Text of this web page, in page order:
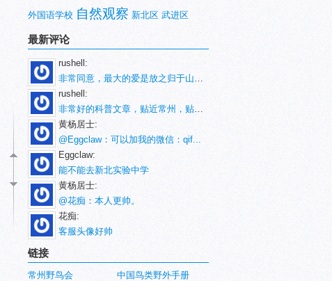
外国语学校 自然观察 新北区 武进区
最新评论
rushell:
非常同意，最大的爱是放之归于山林。
rushell:
非常好的科普文章，贴近常州，贴近生活！
黄杨居士:
@Eggclaw：可以加我的微信：qif...
Eggclaw:
能不能去新北实验中学
黄杨居士:
@花痴：本人更帅。
花痴:
客服头像好帅
链接
常州野鸟会
中国鸟类野外手册